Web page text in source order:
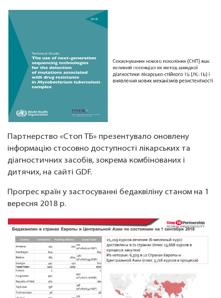
Партнерство «Стоп ТБ» презентувало оновлену
інформацію стосовно доступності лікарських та
діагностичних засобів, зокрема комбінованих і
дитячих, на сайті GDF.
Прогрес країн у застосуванні бедаквіліну станом на 1
вересня 2018 р.